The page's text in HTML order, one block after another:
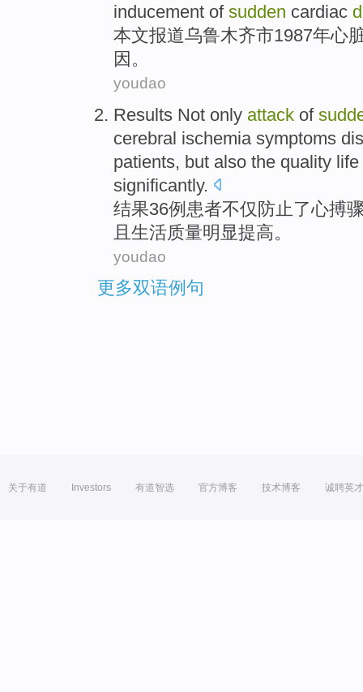
inducement of sudden cardiac
本文报道乌鲁木齐市1987年心
因 。
youdao
Results Not only attack of
cerebral ischemia symptoms
patients, but also the quality life
significantly.
结果36例患者不仅 防止 了心搏
且 生活质量明显提高。
youdao
更多双语例句
关于有道 Investors 有道智选 官方博客 技术博客 诚聘英才